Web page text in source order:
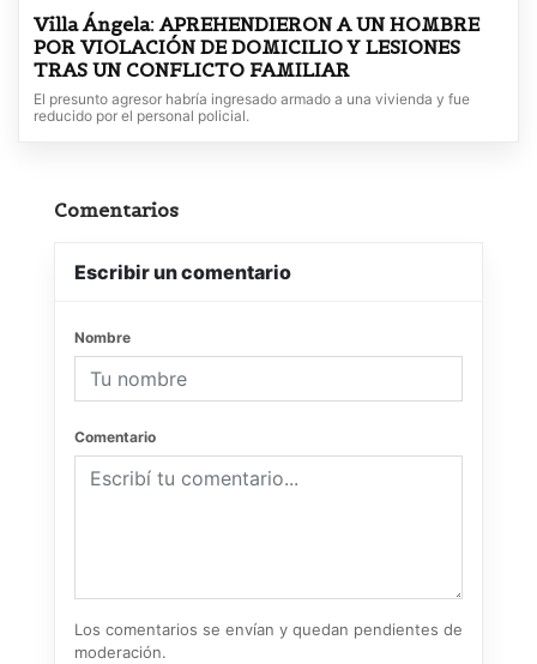
Villa Ángela: APREHENDIERON A UN HOMBRE
POR VIOLACIÓN DE DOMICILIO Y LESIONES
TRAS UN CONFLICTO FAMILIAR
El presunto agresor habría ingresado armado a una vivienda y fue
reducido por el personal policial.
Comentarios
Escribir un comentario
Nombre
Comentario
Los comentarios se envían y quedan pendientes de
moderación.